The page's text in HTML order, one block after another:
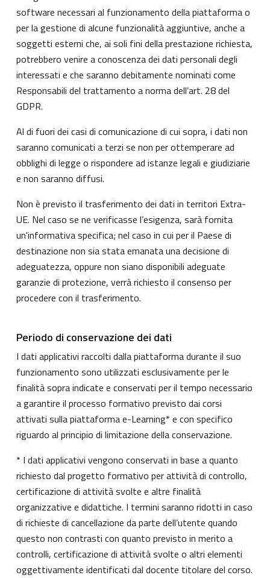
software necessari al funzionamento della piattaforma o
per la gestione di alcune funzionalità aggiuntive, anche a
soggetti esterni che, ai soli fini della prestazione richiesta,
potrebbero venire a conoscenza dei dati personali degli
interessati e che saranno debitamente nominati come
Responsabili del trattamento a norma dell’art. 28 del
GDPR.
Al di fuori dei casi di comunicazione di cui sopra, i dati non
saranno comunicati a terzi se non per ottemperare ad
obblighi di legge o rispondere ad istanze legali e giudiziarie
e non saranno diffusi.
Non è previsto il trasferimento dei dati in territori Extra-
UE. Nel caso se ne verificasse l’esigenza, sarà fornita
un'informativa specifica; nel caso in cui per il Paese di
destinazione non sia stata emanata una decisione di
adeguatezza, oppure non siano disponibili adeguate
garanzie di protezione, verrà richiesto il consenso per
procedere con il trasferimento.
Periodo di conservazione dei dati
I dati applicativi raccolti dalla piattaforma durante il suo
funzionamento sono utilizzati esclusivamente per le
finalità sopra indicate e conservati per il tempo necessario
a garantire il processo formativo previsto dai corsi
attivati sulla piattaforma e-Learning* e con specifico
riguardo al principio di limitazione della conservazione.
* I dati applicativi vengono conservati in base a quanto
richiesto dal progetto formativo per attività di controllo,
certificazione di attività svolte e altre finalità
organizzative e didattiche. I termini saranno ridotti in caso
di richieste di cancellazione da parte dell’utente quando
questo non contrasti con quanto previsto in merito a
controlli, certificazione di attività svolte o altri elementi
oggettivamente identificati dal docente titolare del corso.